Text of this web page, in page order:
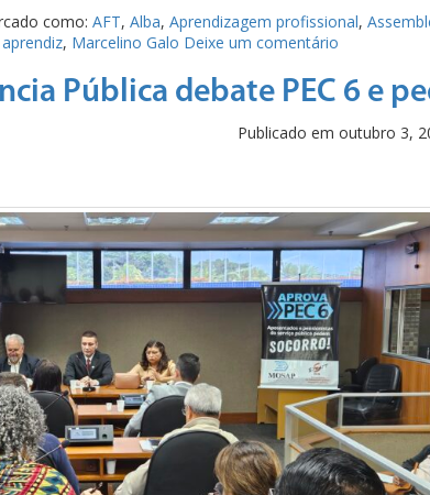
como: AFT, Alba, Aprendizagem profissional,
, Marcelino Galo Deixe um comentário
Pública debate PEC 6 e
Publicado em outubro 3,